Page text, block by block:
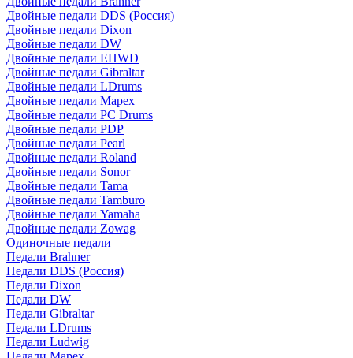
Двойные педали DDS (Россия)
Двойные педали Dixon
Двойные педали DW
Двойные педали EHWD
Двойные педали Gibraltar
Двойные педали LDrums
Двойные педали Mapex
Двойные педали PC Drums
Двойные педали PDP
Двойные педали Pearl
Двойные педали Roland
Двойные педали Sonor
Двойные педали Tama
Двойные педали Tamburo
Двойные педали Yamaha
Двойные педали Zowag
Одиночные педали
Педали Brahner
Педали DDS (Россия)
Педали Dixon
Педали DW
Педали Gibraltar
Педали LDrums
Педали Ludwig